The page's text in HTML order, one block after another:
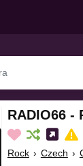
RADIO66 -
Rock › Czech ›